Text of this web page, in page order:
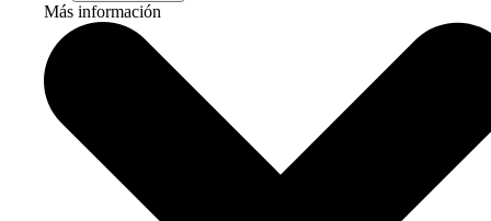
Más información